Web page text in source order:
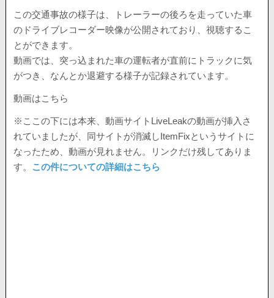
この交通事故の様子は、トレーラーの後ろを走っていた車
のドライブレコーダー映像が公開されており、視聴するこ
とができます。
動画では、突っ込まれた車の運転者が直前にトラックに気
がつき、なんとか退避する様子が記録されています。
動画はこちら
※ここの下には本来、動画サイトLiveLeakの動画が挿入さ
れていましたが、同サイトが消滅しItemFixというサイトに
なったため、動画が見れません。リンクだけ残してありま
す。 この件についての詳細はこちら